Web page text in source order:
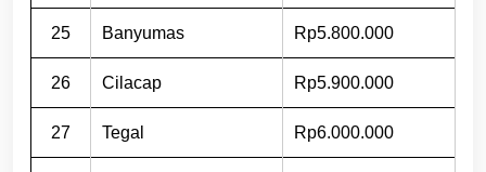
25 Banyumas Rp5.800.000
26 Cilacap Rp5.900.000
27 Tegal Rp6.000.000